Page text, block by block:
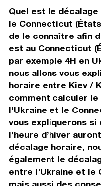
Quel est le
le Connecticut
de le connaître afin
est au Connecticut
par exemple 4H en
nous allons vous
horaire entre Kiev /
comment calculer
l'Ukraine et le
vous expliquerons si
l’heure d’hiver
décalage horaire,
également le
entre l'Ukraine et le
mais aussi des